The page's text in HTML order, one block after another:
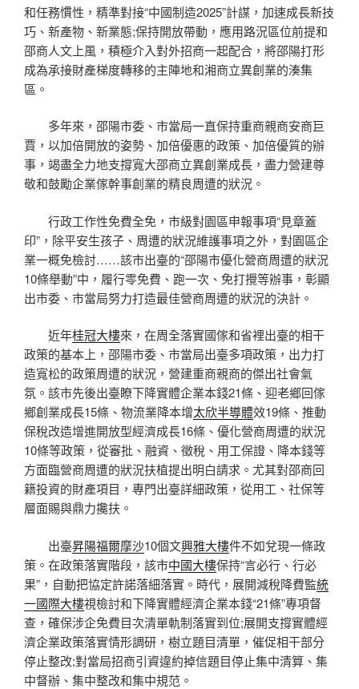
和任務慣性，精準對接“中國制造2025”計謀，加速成長新技
巧、新產物、新業態;保持開放帶動，應用路況區位前提和
邵商人文上風，積極介入對外招商一起配合，將邵陽打形
成為承接財產梯度轉移的主陣地和湘商立異創業的湊集
區。
多年來，邵陽市委、市當局一直保持重商親商安商巨
賈，以加倍開放的姿勢、加倍優惠的政策、加倍優質的辦
事，竭盡全力地支撐寬大邵商立異創業成長，盡力營建尊
敬和鼓勵企業傢幹事創業的精良周遭的狀況。
行政工作性免費全免，市級對園區申報事項“見章蓋
印”，除平安生孩子、周遭的狀況維護事項之外，對園區企
業一概免檢討……該市出臺的“邵陽市優化營商周遭的狀況
10條舉動”中，履行零免費、跑一次、免打攪等辦事，彰顯
出市委、市當局努力打造最佳營商周遭的狀況的決計。
近年桂冠大樓來，在周全落實國傢和省裡出臺的相干
政策的基本上，邵陽市委、市當局出臺多項政策，出力打
造寬松的政策周遭的狀況，營建重商親商的傑出社會氣
氛。該市先後出臺瞭下降實體企業本錢21條、迎老鄉回傢
鄉創業成長15條、物流業降本增太欣半導體效19條、推動
保稅改造增進開放型經濟成長16條、優化營商周遭的狀況
10條等政策，從審批、融資、徵稅、用工保證、降本錢等
方面臨營商周遭的狀況扶植提出明白請求。尤其對邵商回
籍投資的財產項目，專門出臺詳細政策，從用工、社保等
層面賜與鼎力攙扶。
出臺昇陽福爾摩沙10個文興雅大樓件不如兌現一條政
策。在政策落實階段，該市中國大樓保持“言必行、行必
果”，自動把協定許諾落細落實。時代，展開減稅降費監統
一國際大樓視檢討和下降實體經濟企業本錢“21條”專項督
查，確保涉企免費目次清單軌制落實到位;展開支撐實體經
濟企業政策落實情形調研，樹立題目清單，催促相干部分
停止整改;對當局招商引資違約掉信題目停止集中清算、集
中督辦、集中整改和集中規范。